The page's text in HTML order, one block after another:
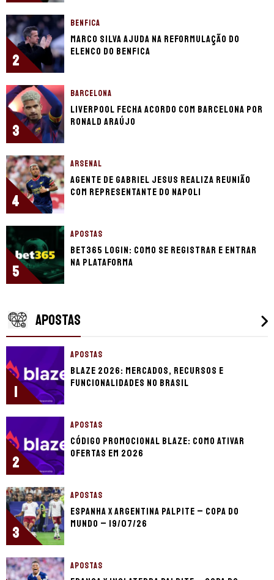
2
BENFICA
Marco Silva ajuda na reformulação do
elenco do Benfica
3
BARCELONA
Liverpool fecha acordo com Barcelona por
Ronald Araújo
4
ARSENAL
Agente de Gabriel Jesus realiza reunião
com representante do Napoli
5
APOSTAS
bet365 login: como se registrar e entrar
na plataforma
APOSTAS
1
APOSTAS
Blaze 2026: mercados, recursos e
funcionalidades no Brasil
2
APOSTAS
Código promocional Blaze: como ativar
ofertas em 2026
3
APOSTAS
Espanha x Argentina palpite – Copa do
Mundo – 19/07/26
APOSTAS